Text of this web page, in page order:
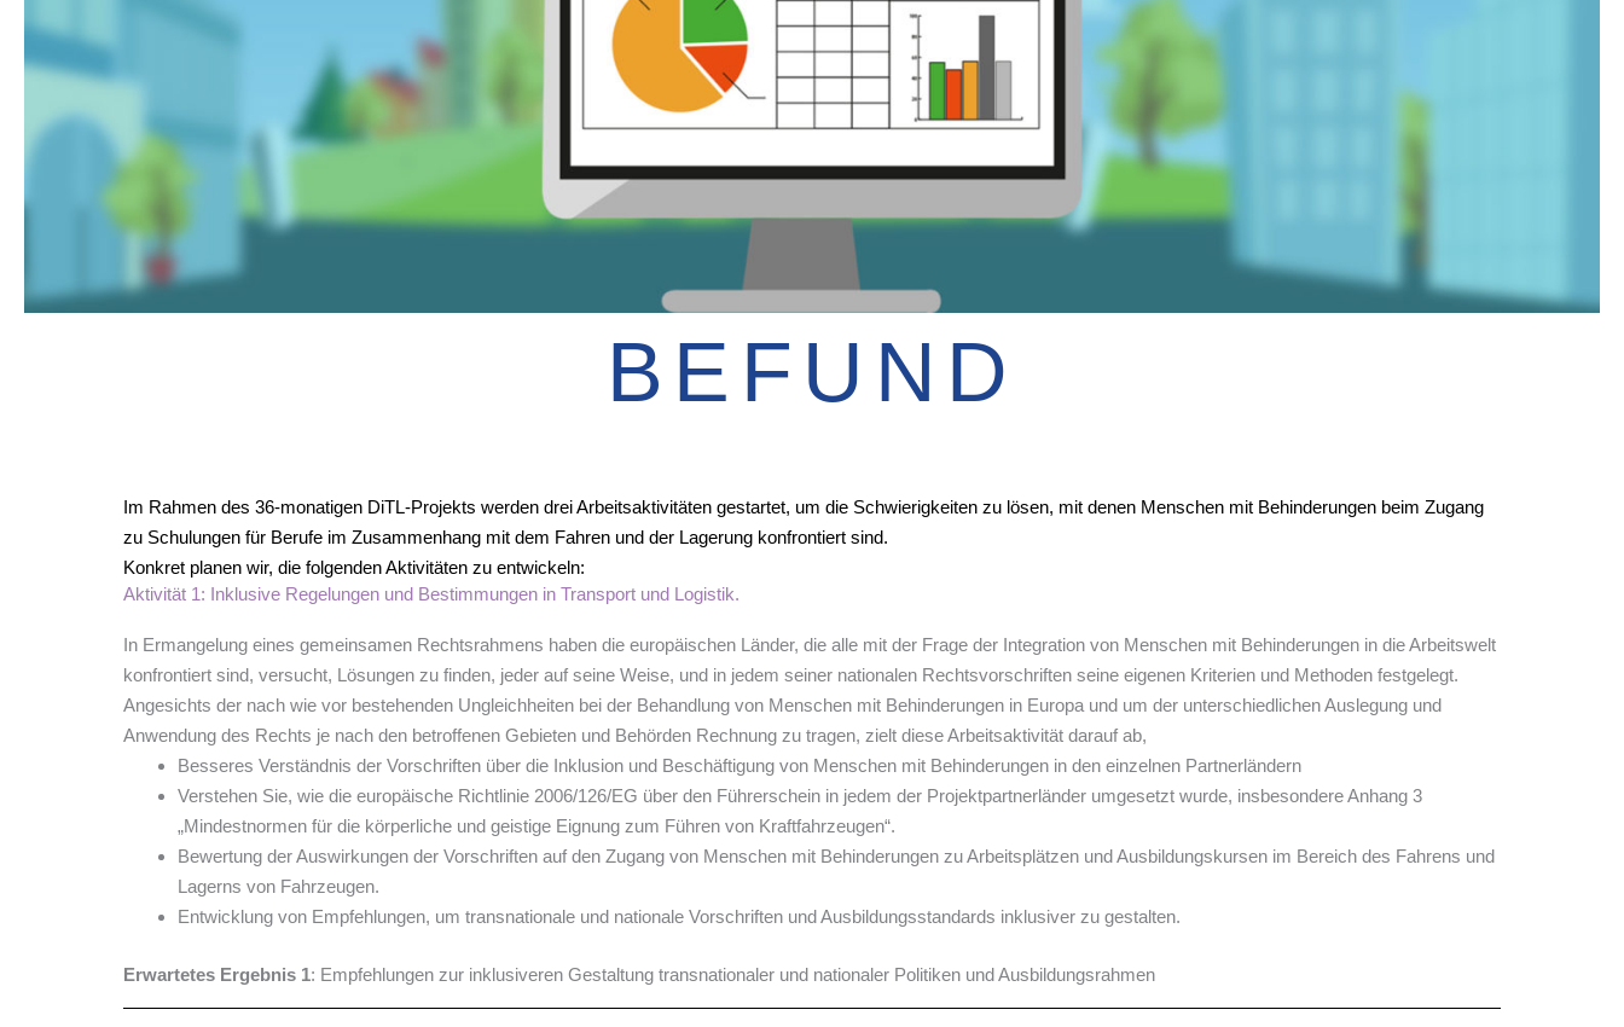
BEFUND
Im Rahmen des 36-monatigen DiTL-Projekts werden drei Arbeitsaktivitäten gestartet, um die Schwierigkeiten zu lösen, mit denen Menschen mit Behinderungen beim Zugang
zu Schulungen für Berufe im Zusammenhang mit dem Fahren und der Lagerung konfrontiert sind.
Konkret planen wir, die folgenden Aktivitäten zu entwickeln:
Aktivität 1: Inklusive Regelungen und Bestimmungen in Transport und Logistik.
In Ermangelung eines gemeinsamen Rechtsrahmens haben die europäischen Länder, die alle mit der Frage der Integration von Menschen mit Behinderungen in die Arbeitswelt
konfrontiert sind, versucht, Lösungen zu finden, jeder auf seine Weise, und in jedem seiner nationalen Rechtsvorschriften seine eigenen Kriterien und Methoden festgelegt.
Angesichts der nach wie vor bestehenden Ungleichheiten bei der Behandlung von Menschen mit Behinderungen in Europa und um der unterschiedlichen Auslegung und
Anwendung des Rechts je nach den betroffenen Gebieten und Behörden Rechnung zu tragen, zielt diese Arbeitsaktivität darauf ab,
Besseres Verständnis der Vorschriften über die Inklusion und Beschäftigung von Menschen mit Behinderungen in den einzelnen Partnerländern
Verstehen Sie, wie die europäische Richtlinie 2006/126/EG über den Führerschein in jedem der Projektpartnerländer umgesetzt wurde, insbesondere Anhang 3
„Mindestnormen für die körperliche und geistige Eignung zum Führen von Kraftfahrzeugen“.
Bewertung der Auswirkungen der Vorschriften auf den Zugang von Menschen mit Behinderungen zu Arbeitsplätzen und Ausbildungskursen im Bereich des Fahrens und
Lagerns von Fahrzeugen.
Entwicklung von Empfehlungen, um transnationale und nationale Vorschriften und Ausbildungsstandards inklusiver zu gestalten.
Erwartetes Ergebnis 1: Empfehlungen zur inklusiveren Gestaltung transnationaler und nationaler Politiken und Ausbildungsrahmen